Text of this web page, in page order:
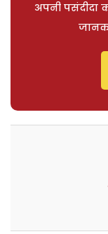
अपनी पसंदीदा